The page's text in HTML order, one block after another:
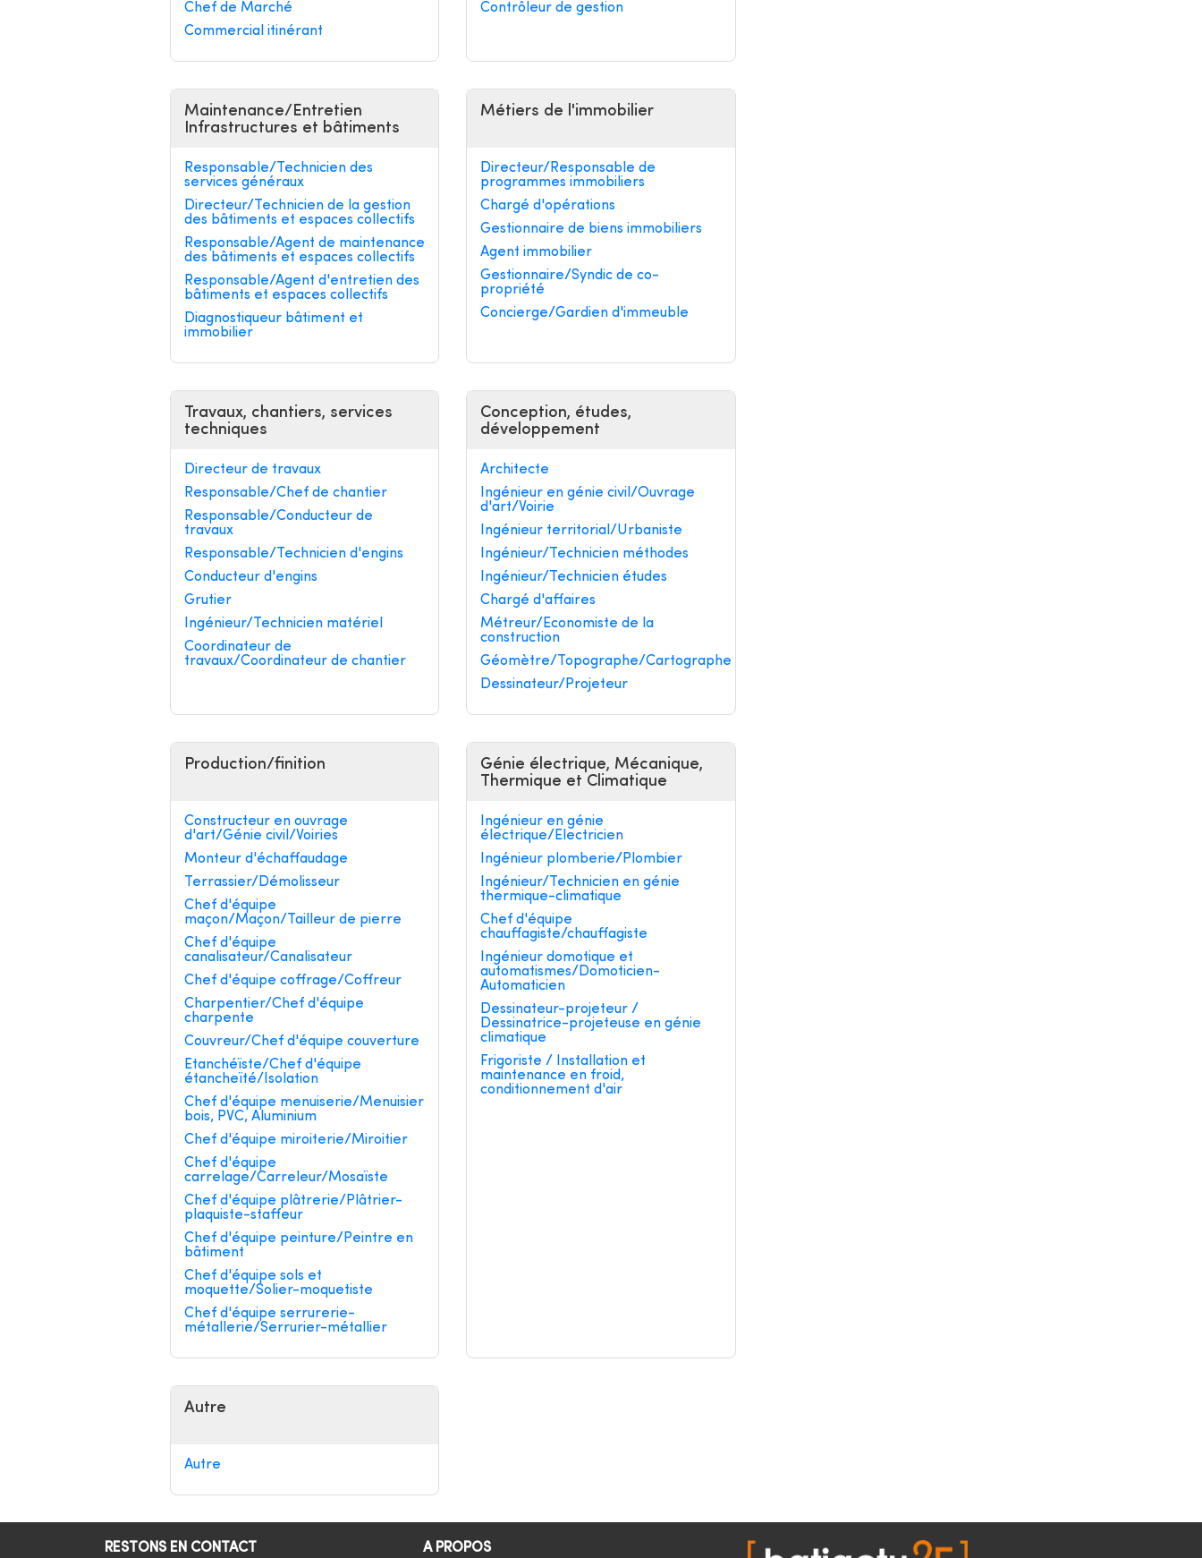
Chef de Marché
Commercial itinérant
Contrôleur de gestion
Maintenance/Entretien
Infrastructures et bâtiments
Responsable/Technicien des
services généraux
Directeur/Technicien de la gestion
des bâtiments et espaces collectifs
Responsable/Agent de maintenance
des bâtiments et espaces collectifs
Responsable/Agent d'entretien des
bâtiments et espaces collectifs
Diagnostiqueur bâtiment et
immobilier
Métiers de l'immobilier
Directeur/Responsable de
programmes immobiliers
Chargé d'opérations
Gestionnaire de biens immobiliers
Agent immobilier
Gestionnaire/Syndic de co-
propriété
Concierge/Gardien d'immeuble
Travaux, chantiers, services
techniques
Directeur de travaux
Responsable/Chef de chantier
Responsable/Conducteur de
travaux
Responsable/Technicien d'engins
Conducteur d'engins
Grutier
Ingénieur/Technicien matériel
Coordinateur de
travaux/Coordinateur de chantier
Conception, études,
développement
Architecte
Ingénieur en génie civil/Ouvrage
d'art/Voirie
Ingénieur territorial/Urbaniste
Ingénieur/Technicien méthodes
Ingénieur/Technicien études
Chargé d'affaires
Métreur/Economiste de la
construction
Géomètre/Topographe/Cartographe
Dessinateur/Projeteur
Production/finition
Constructeur en ouvrage
d'art/Génie civil/Voiries
Monteur d'échaffaudage
Terrassier/Démolisseur
Chef d'équipe
maçon/Maçon/Tailleur de pierre
Chef d'équipe
canalisateur/Canalisateur
Chef d'équipe coffrage/Coffreur
Charpentier/Chef d'équipe
charpente
Couvreur/Chef d'équipe couverture
Etanchéïste/Chef d'équipe
étancheïté/Isolation
Chef d'équipe menuiserie/Menuisier
bois, PVC, Aluminium
Chef d'équipe miroiterie/Miroitier
Chef d'équipe
carrelage/Carreleur/Mosaïste
Chef d'équipe plâtrerie/Plâtrier-
plaquiste-staffeur
Chef d'équipe peinture/Peintre en
bâtiment
Chef d'équipe sols et
moquette/Solier-moquetiste
Chef d'équipe serrurerie-
métallerie/Serrurier-métallier
Génie électrique, Mécanique,
Thermique et Climatique
Ingénieur en génie
électrique/Electricien
Ingénieur plomberie/Plombier
Ingénieur/Technicien en génie
thermique-climatique
Chef d'équipe
chauffagiste/chauffagiste
Ingénieur domotique et
automatismes/Domoticien-
Automaticien
Dessinateur-projeteur /
Dessinatrice-projeteuse en génie
climatique
Frigoriste / Installation et
maintenance en froid,
conditionnement d'air
Autre
Autre
RESTONS EN CONTACT A PROPOS